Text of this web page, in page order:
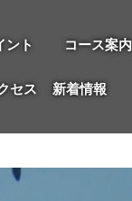
ント コース案内
セス 新着情報